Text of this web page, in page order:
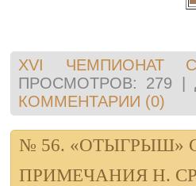
XVI ЧЕМПИОНАТ
ПРОСМОТРОВ:
279 |
КОММЕНТАРИИ (0)
№ 56. «ОТЫГРЫШ»
ПРИМЕЧАНИЯ Н.